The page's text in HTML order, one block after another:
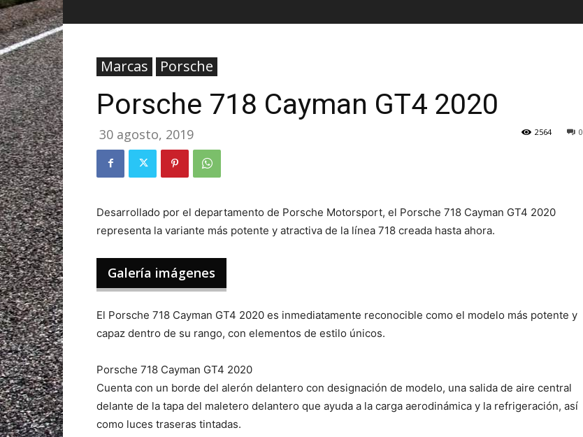
Marcas Porsche
Porsche 718 Cayman GT4 2020
30 agosto, 2019 0
2564
Desarrollado por el departamento de Porsche Motorsport, el Porsche 718 Cayman GT4 2020
representa la variante más potente y atractiva de la línea 718 creada hasta ahora.
Galería imágenes
El Porsche 718 Cayman GT4 2020 es inmediatamente reconocible como el modelo más potente y
capaz dentro de su rango, con elementos de estilo únicos.
Porsche 718 Cayman GT4 2020
Cuenta con un borde del alerón delantero con designación de modelo, una salida de aire central
delante de la tapa del maletero delantero que ayuda a la carga aerodinámica y la refrigeración, así
como luces traseras tintadas.